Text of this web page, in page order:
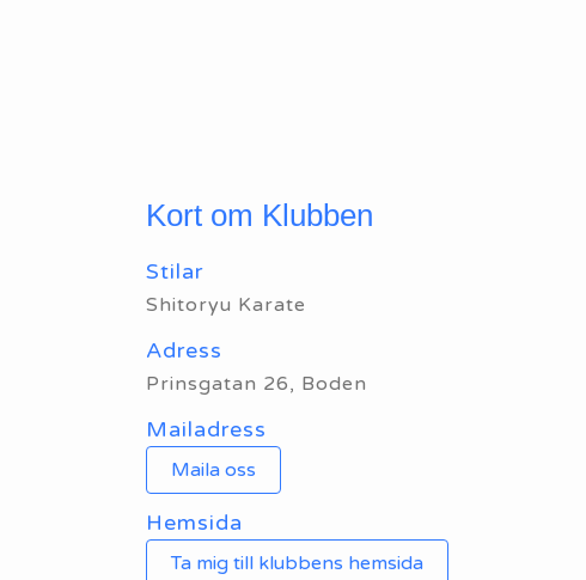
Kort om Klubben
Stilar
Shitoryu Karate
Adress
Prinsgatan 26, Boden
Mailadress
Maila oss
Hemsida
Ta mig till klubbens hemsida